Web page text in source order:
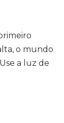
o mundo
a luz de